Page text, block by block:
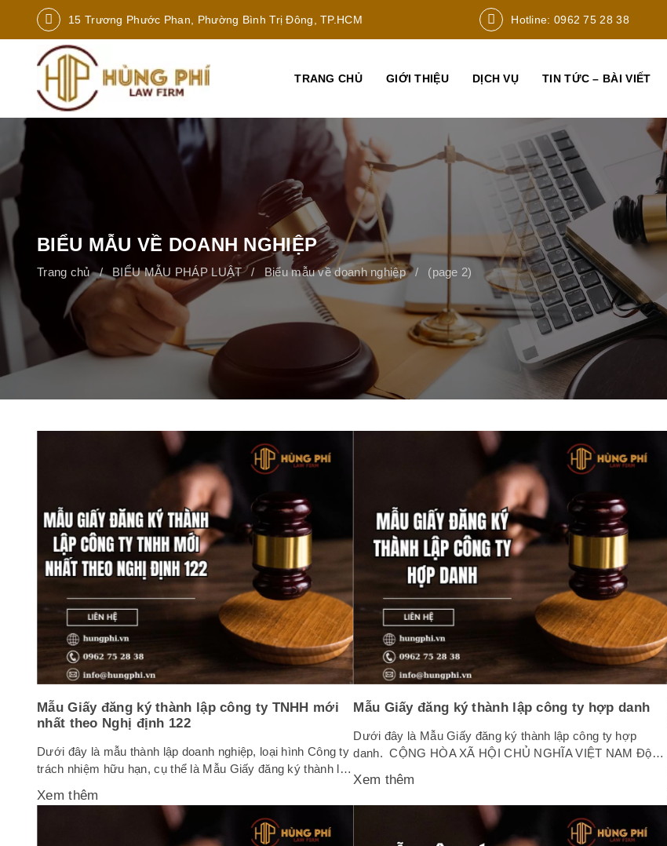
15 Trương Phước Phan, Phường Bình Trị Đông, TP.HCM Hotline: 0962 75 28 38
TRANG CHỦ GIỚI THIỆU DỊCH VỤ TIN TỨC – BÀI VIẾT
BIỂU MẪU VỀ DOANH NGHIỆP
Trang chủ BIỂU MẪU PHÁP LUẬT Biểu mẫu về doanh nghiệp (page 2)
Mẫu Giấy đăng ký thành lập công ty TNHH mới
nhất theo Nghị định 122
Dưới đây là mẫu thành lập doanh nghiệp, loại hình Công ty
trách nhiệm hữu hạn, cụ thể là Mẫu Giấy đăng ký thành lập
đăng ký thành lập công ty TNHH một thành viên CỘNG
HÒA XÃ HỘI CHỦ NGHĨA VIỆT NAM...
Xem thêm
Mẫu Giấy đăng ký thành lập công ty hợp danh
Dưới đây là Mẫu Giấy đăng ký thành lập công ty hợp
danh. CỘNG HÒA XÃ HỘI CHỦ NGHĨA VIỆT NAM Độc
tháng…… năm…… GIẤY ĐỀ NGHỊ ĐĂNG KÝ DOANH
NGHIỆP CÔNG TY HỢP DANH Kính gửi: Phòng Đăng ký
kinh doanh tỉnh, thành phố...
Xem thêm